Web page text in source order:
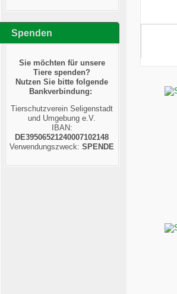
Spenden
Sie möchten für unsere
Tiere spenden?
Nutzen Sie bitte folgende
Bankverbindung:
Tierschutzverein Seligenstadt
und Umgebung e.V.
IBAN:
DE39506521240007102148
Verwendungszweck:SPENDE